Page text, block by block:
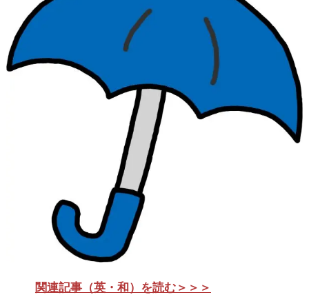
関連記事（英・和）を読む＞＞＞